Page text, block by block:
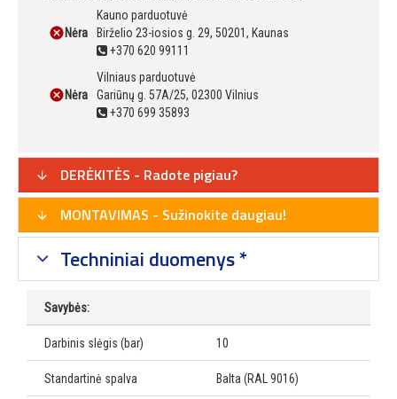
Nėra
Kauno parduotuvė
Birželio 23-iosios g. 29, 50201, Kaunas
+370 620 99111
Nėra
Vilniaus parduotuvė
Gariūnų g. 57A/25, 02300 Vilnius
+370 699 35893
DERĖKITĖS - Radote pigiau?
MONTAVIMAS - Sužinokite daugiau!
Techniniai duomenys *
Savybės:
Darbinis slėgis (bar) 10
Standartinė spalva Balta (RAL 9016)